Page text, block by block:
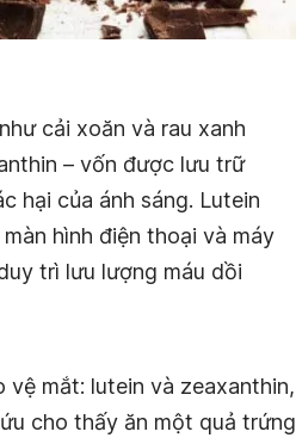
cải xoăn và rau xanh
– vốn được lưu trữ
hại của ánh sáng. Lutein
hình điện thoại và máy
trì lưu lượng máu dồi
mắt: lutein và zeaxanthin,
cho thấy ăn một quả trứng